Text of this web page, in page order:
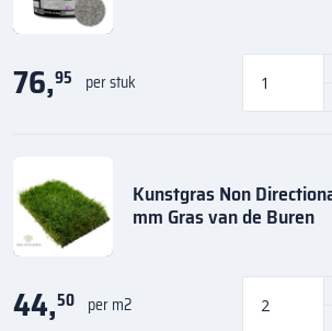
76,95 per stuk
Kunstgras Non
mm Gras van de Buren
44,50 per m2